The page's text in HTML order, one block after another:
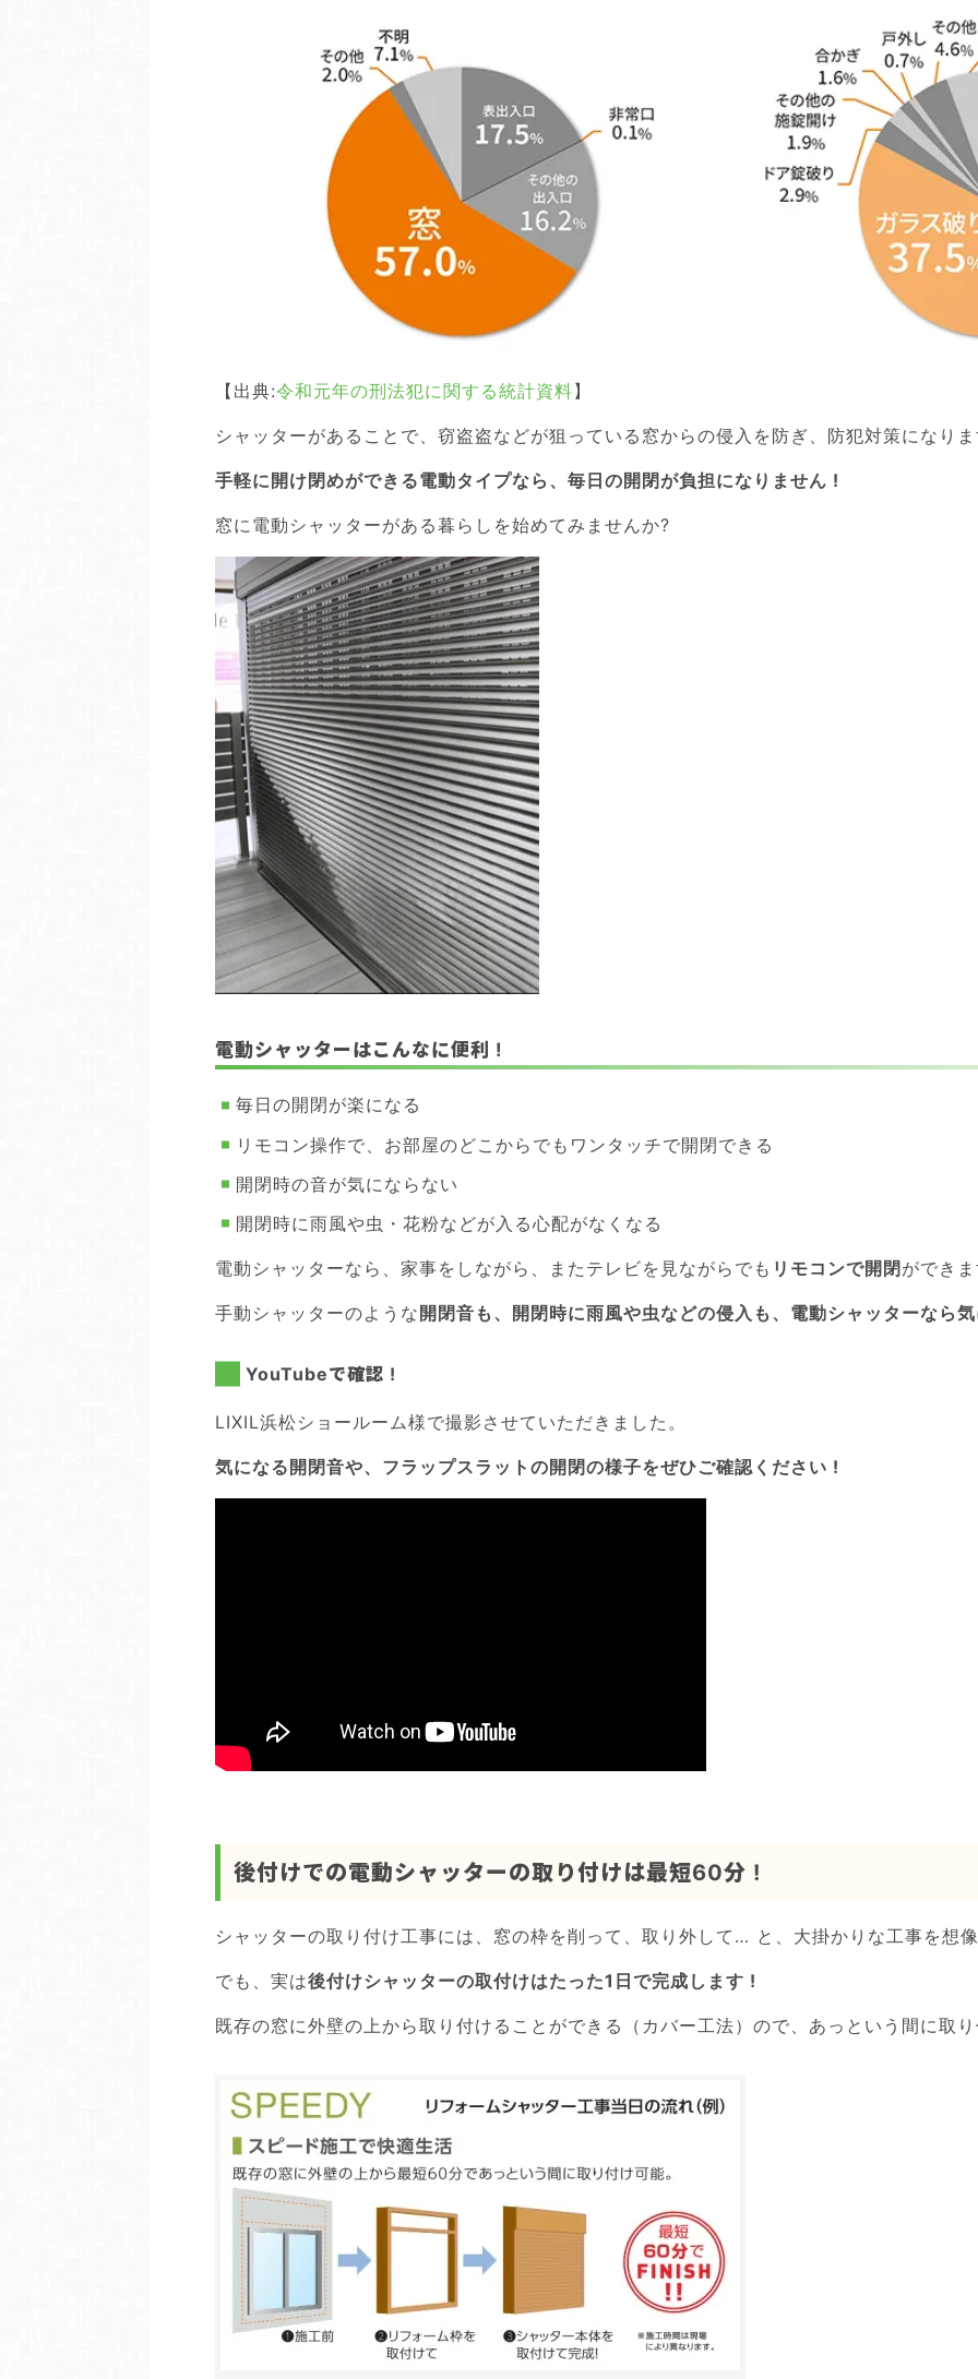
【出典:令和元年の刑法犯に関する統計資料】
シャッターがあることで、窃盗盗などが狙っている窓からの侵入を防ぎ、防犯対策になり
手軽に開け閉めができる電動タイプなら、毎日の開閉が負担になりません !
窓に電動シャッターがある暮らしを始めてみませんか?
電動シャッターはこんなに便利 !
毎日の開閉が楽になる
リモコン操作で、お部屋のどこからでもワンタッチで開閉できる
開閉時の音が気にならない
開閉時に雨風や虫・花粉などが入る心配がなくなる
電動シャッターなら、家事をしながら、またテレビを見ながらでも リモコンで開閉ができ
手動シャッターのような開閉音も、開閉時に雨風や虫などの侵入も、電動シャッターなら
YouTubeで確認 !
LIXIL浜松ショールーム様で撮影させていただきました。
気になる開閉音や、フラップスラットの開閉の様子をぜひご確認ください !
後付けでの電動シャッターの取り付けは最短60分 !
シャッターの取り付け工事には、窓の枠を削って、取り外して… と、大掛かりな工事を想
でも、実は後付けシャッターの取付けはたった1日で完成します !
既存の窓に外壁の上から取り付けることができる（カバー工法）ので、あっという間に取